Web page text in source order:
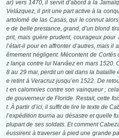
ar) vers 1470, il servit d’abord à la
Velázquez, il prit une part active à la
artolomé de las Casas, qui le connut
e de belle prestance, grand, d’un blond
prit, mais guère prudent, courageux pour
l’était-il pour en affronter d’autres, mais il
êmement négligent. Mécontent de
z lança contre lui Narvâez en mars 1520.
8 au 29 mai, perdit un œil dans la bataille
e retint à Veracruz jusqu’en 1522. De
t en calomnies contre son vainqueur ;
de gouverneur de Floride. Restait, cette
t. À partir d’ici, il suffit de lire le texte de
l’expédition tourna au désastre et quelle
plupart de ses soldats. Et comment
éussirent à traverser à pied une grande